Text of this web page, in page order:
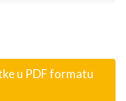
u PDF formatu